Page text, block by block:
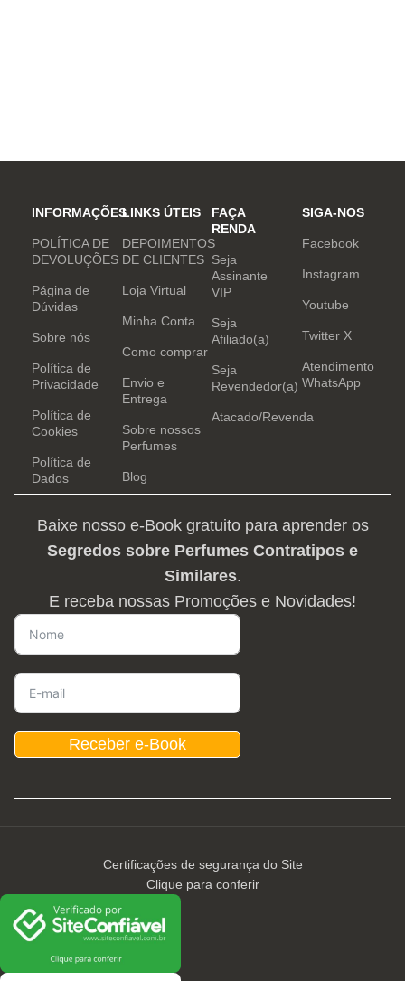
INFORMAÇÕES
POLÍTICA DE
DEVOLUÇÕES
Página de
Dúvidas
Sobre nós
Política de
Privacidade
Política de
Cookies
Política de
Dados
LINKS ÚTEIS
DEPOIMENTOS
DE CLIENTES
Loja Virtual
Minha Conta
Como comprar
Envio e
Entrega
Sobre nossos
Perfumes
Blog
FAÇA
RENDA
Seja
Assinante
VIP
Seja
Afiliado(a)
Seja
Revendedor(a)
Atacado/Revenda
SIGA-NOS
Facebook
Instagram
Youtube
Twitter X
Atendimento
WhatsApp
Baixe nosso e-Book gratuito para aprender os
Segredos sobre Perfumes Contratipos e
Similares.
E receba nossas Promoções e Novidades!
Receber e-Book
Certificações de segurança do Site
Clique para conferir